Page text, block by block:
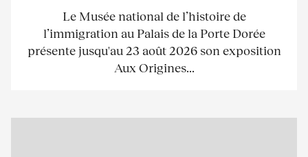
Le Musée national de l’histoire de
l’immigration au Palais de la Porte Dorée
présente jusqu'au 23 août 2026 son exposition
Aux Origines...